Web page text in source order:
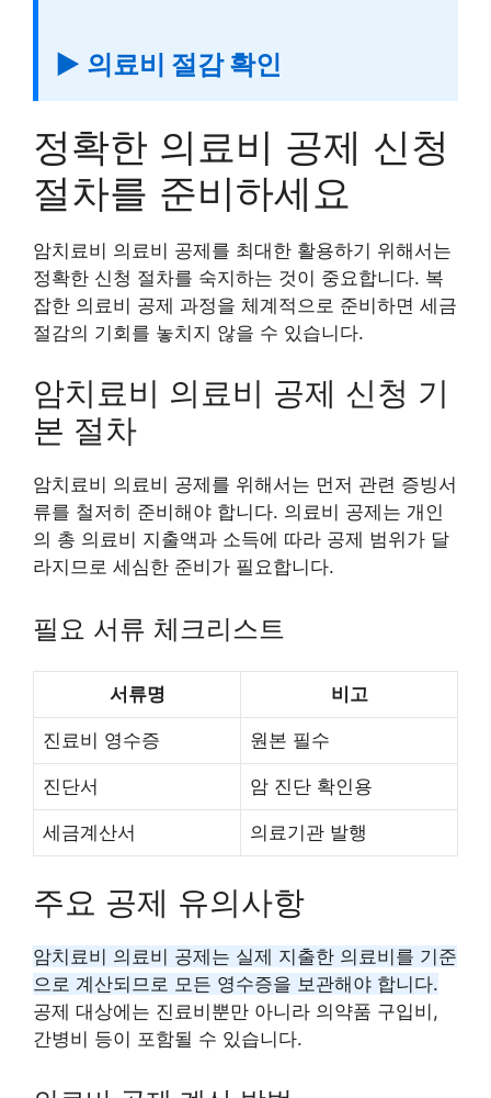
▶ 의료비 절감 확인
정확한 의료비 공제 신청
절차를 준비하세요
암치료비 의료비 공제를 최대한 활용하기 위해서는
정확한 신청 절차를 숙지하는 것이 중요합니다. 복
잡한 의료비 공제 과정을 체계적으로 준비하면 세금
절감의 기회를 놓치지 않을 수 있습니다.
암치료비 의료비 공제 신청 기
본 절차
암치료비 의료비 공제를 위해서는 먼저 관련 증빙서
류를 철저히 준비해야 합니다. 의료비 공제는 개인
의 총 의료비 지출액과 소득에 따라 공제 범위가 달
라지므로 세심한 준비가 필요합니다.
필요 서류 체크리스트
서류명 비고
진료비 영수증 원본 필수
진단서 암 진단 확인용
세금계산서 의료기관 발행
주요 공제 유의사항
암치료비 의료비 공제는 실제 지출한 의료비를 기준
으로 계산되므로 모든 영수증을 보관해야 합니다.
공제 대상에는 진료비뿐만 아니라 의약품 구입비,
간병비 등이 포함될 수 있습니다.